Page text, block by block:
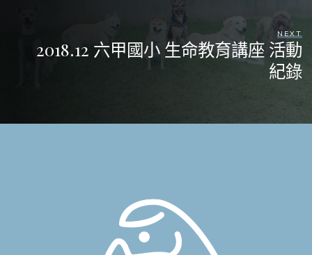
NEXT
2018.12 六甲國小 生命教育講座 活動
紀錄